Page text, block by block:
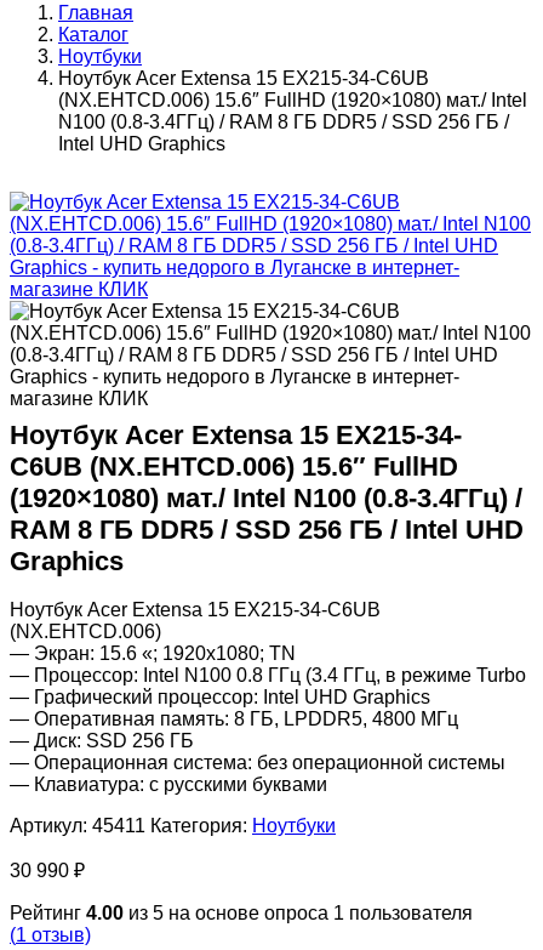
Главная
Каталог
Ноутбуки
Ноутбук Acer Extensa 15 EX215-34-C6UB
(NX.EHTCD.006) 15.6″ FullHD (1920×1080) мат./ Intel
N100 (0.8-3.4ГГц) / RAM 8 ГБ DDR5 / SSD 256 ГБ /
Intel UHD Graphics
Ноутбук Acer Extensa 15 EX215-34-
C6UB (NX.EHTCD.006) 15.6″ FullHD
(1920×1080) мат./ Intel N100 (0.8-3.4ГГц) /
RAM 8 ГБ DDR5 / SSD 256 ГБ / Intel UHD
Graphics
Ноутбук Acer Extensa 15 EX215-34-C6UB
(NX.EHTCD.006)
— Экран: 15.6 «; 1920х1080; TN
— Процессор: Intel N100 0.8 ГГц (3.4 ГГц, в режиме Turbo
— Графический процессор: Intel UHD Graphics
— Оперативная память: 8 ГБ, LPDDR5, 4800 МГц
— Диск: SSD 256 ГБ
— Операционная система: без операционной системы
— Клавиатура: с русскими буквами
Артикул: 45411 Категория: Ноутбуки
30 990 ₽
Рейтинг 4.00 из 5 на основе опроса 1 пользователя
(1 отзыв)